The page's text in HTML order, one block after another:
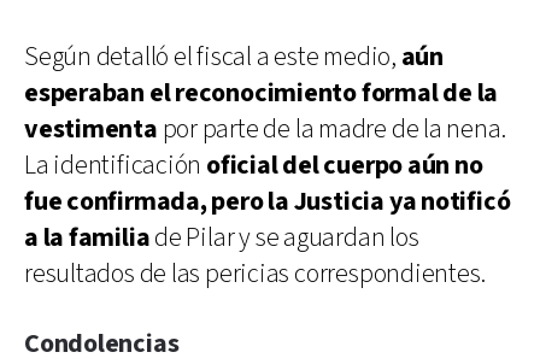
Según detalló el fiscal a este medio, aún
esperaban el reconocimiento formal de la
vestimenta por parte de la madre de la nena.
La identificación oficial del cuerpo aún no
fue confirmada, pero la Justicia ya notificó
a la familiade Pilar y se aguardan los
resultados de las pericias correspondientes.
Condolencias